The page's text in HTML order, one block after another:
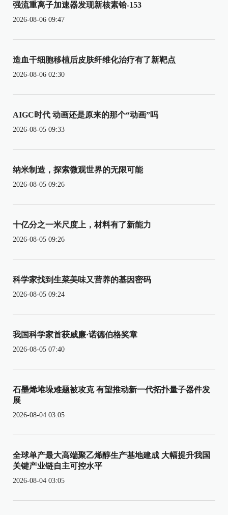
强流重离子加速器发现新核素铪-153
2026-08-06 09:47
造血干细胞移植后皮肤纤维化治疗有了新靶点
2026-08-06 02:30
AIGC时代 动画还是原来的那个“动画”吗
2026-08-05 09:33
纳米制造，探索微观世界的无限可能
2026-08-05 09:26
十亿分之一米尺度上，材料有了新能力
2026-08-05 09:26
科学家找到生菜美味又营养的基因密码
2026-08-05 09:24
我国科学家首获威廉·诺德伯格奖章
2026-08-05 07:40
石墨烯堆垛难题被攻克 有望推动新一代拓扑量子器件发
展
2026-08-04 03:05
全球单产最大高端聚乙烯醇生产基地建成 大幅提升我国
关键产业链自主可控水平
2026-08-04 03:05